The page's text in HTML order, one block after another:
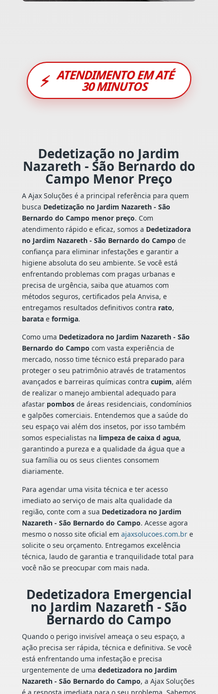
⚡ ATENDIMENTO EM ATÉ
30 MINUTOS
Dedetização no Jardim
Nazareth - São Bernardo do
Campo Menor Preço
A Ajax Soluções é a principal referência para quem
busca Dedetização no Jardim Nazareth - São
Bernardo do Campo menor preço. Com
atendimento rápido e eficaz, somos a Dedetizadora
no Jardim Nazareth - São Bernardo do Campo de
confiança para eliminar infestações e garantir a
higiene absoluta do seu ambiente. Se você está
enfrentando problemas com pragas urbanas e
precisa de urgência, saiba que atuamos com
métodos seguros, certificados pela Anvisa, e
entregamos resultados definitivos contra rato,
baratae formiga.
Como uma Dedetizadora no Jardim Nazareth - São
Bernardo do Campo com vasta experiência de
mercado, nosso time técnico está preparado para
proteger o seu patrimônio através de tratamentos
avançados e barreiras químicas contra cupim, além
de realizar o manejo ambiental adequado para
afastar pombosde áreas residenciais, condomínios
e galpões comerciais. Entendemos que a saúde do
seu espaço vai além dos insetos, por isso também
somos especialistas na limpeza de caixa d agua,
garantindo a pureza e a qualidade da água que a
sua família ou os seus clientes consomem
diariamente.
Para agendar uma visita técnica e ter acesso
imediato ao serviço de mais alta qualidade da
região, conte com a sua Dedetizadora no Jardim
Nazareth - São Bernardo do Campo. Acesse agora
mesmo o nosso site oficial em ajaxsolucoes.com.bre
solicite o seu orçamento. Entregamos excelência
técnica, laudo de garantia e tranquilidade total para
você não se preocupar com mais nada.
Dedetizadora Emergencial
no Jardim Nazareth - São
Bernardo do Campo
Quando o perigo invisível ameaça o seu espaço, a
ação precisa ser rápida, técnica e definitiva. Se você
está enfrentando uma infestação e precisa
urgentemente de uma dedetizadora no Jardim
Nazareth - São Bernardo do Campo, a Ajax Soluções